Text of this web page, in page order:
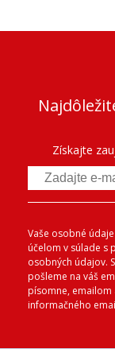
Získajte
Vaše osobné
účelom v súlade s
osobných údajov.
pošleme na váš
písomne,
informačného